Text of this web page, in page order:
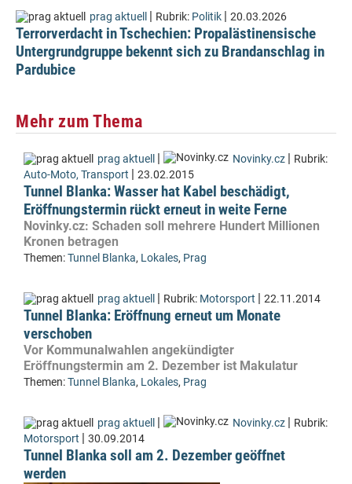
prag aktuell | Rubrik: Politik | 20.03.2026
Terrorverdacht in Tschechien: Propalästinensische
Untergrundgruppe bekennt sich zu Brandanschlag in
Pardubice
Mehr zum Thema
prag aktuell | Novinky.cz | Rubrik:
Auto-Moto, Transport | 23.02.2015
Tunnel Blanka: Wasser hat Kabel beschädigt,
Eröffnungstermin rückt erneut in weite Ferne
Novinky.cz: Schaden soll mehrere Hundert Millionen
Kronen betragen
Themen:Tunnel Blanka, Lokales, Prag
prag aktuell | Rubrik: Motorsport | 22.11.2014
Tunnel Blanka: Eröffnung erneut um Monate
verschoben
Vor Kommunalwahlen angekündigter
Eröffnungstermin am 2. Dezember ist Makulatur
Themen:Tunnel Blanka, Lokales, Prag
prag aktuell | Novinky.cz | Rubrik:
Motorsport | 30.09.2014
Tunnel Blanka soll am 2. Dezember geöffnet
werden